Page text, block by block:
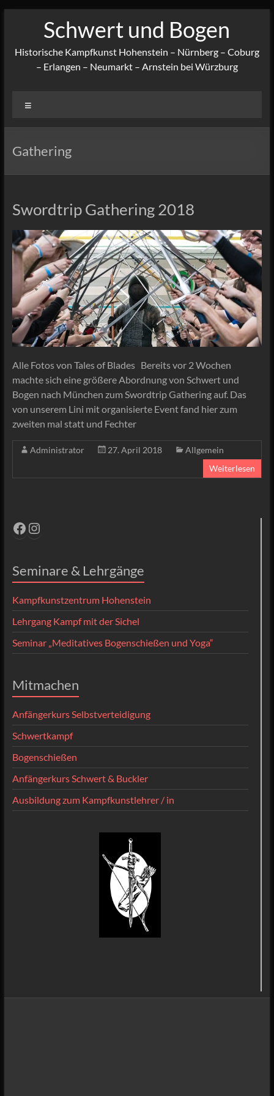
Schwert und Bogen
Historische Kampfkunst Hohenstein – Nürnberg – Coburg
– Erlangen – Neumarkt – Arnstein bei Würzburg
Gathering
Swordtrip Gathering 2018
Alle Fotos von Tales of Blades Bereits vor 2 Wochen
machte sich eine größere Abordnung von Schwert und
Bogen nach München zum Swordtrip Gathering auf. Das
von unserem Lini mit organisierte Event fand hier zum
zweiten mal statt und Fechter
Administrator 27. April 2018
Allgemein
Weiterlesen
Facebook
Instagram
Seminare & Lehrgänge
Kampfkunstzentrum Hohenstein
Lehrgang Kampf mit der Sichel
Seminar „Meditatives Bogenschießen und Yoga“
Mitmachen
Anfängerkurs Selbstverteidigung
Schwertkampf
Bogenschießen
Anfängerkurs Schwert & Buckler
Ausbildung zum Kampfkunstlehrer / in